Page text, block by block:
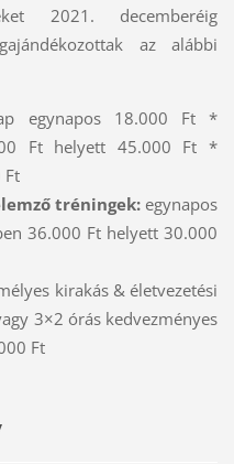
2021. decemberéig
az alábbi
egynapos 18.000 Ft *
Ft helyett 45.000 Ft *
Ft
tréningek: egynapos
36.000 Ft helyett 30.000
kirakás & életvezetési
3×2 órás kedvezményes
Ft